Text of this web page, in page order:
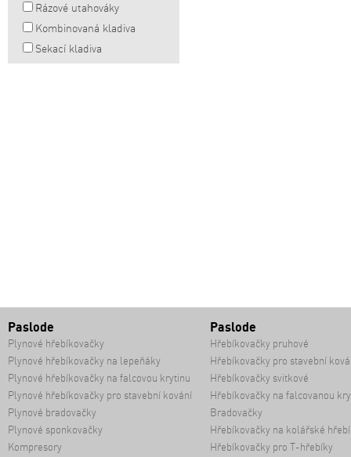
Rázové utahováky
Kombinovaná kladiva
Sekací kladiva
Paslode
Plynové hřebíkovačky
Plynové hřebíkovačky na lepeňáky
Plynové hřebíkovačky na falcovou krytinu
Plynové hřebíkovačky pro stavební kování
Plynové bradovačky
Plynové sponkovačky
Kompresory
Paslode
Hřebíkovačky pruhové
Hřebíkovačky pro stavební
Hřebíkovačky svitkové
Hřebíkovačky na falcovanou
Bradovačky
Hřebíkovačky na kolářské
Hřebíkovačky pro T-hřebíky